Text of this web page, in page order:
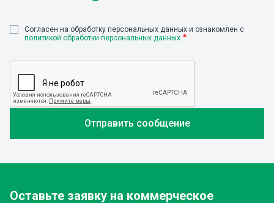
Cогласен на обработку персональных данных и ознакомлен с
политикой обработки персональных данных
Оставьте заявку на коммерческое